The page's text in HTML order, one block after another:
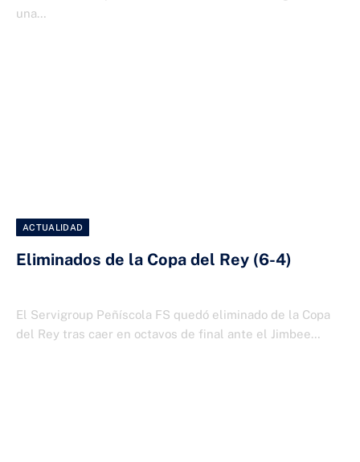
una…
ACTUALIDAD
Eliminados de la Copa del Rey (6-4)
El Servigroup Peñíscola FS quedó eliminado de la Copa
del Rey tras caer en octavos de final ante el Jimbee…